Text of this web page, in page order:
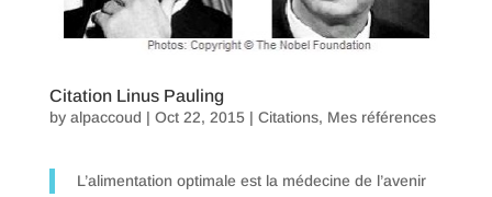
Citation Linus Pauling
by alpaccoud | Oct 22, 2015| Citations, Mes références
L’alimentation optimale est la médecine de l’avenir